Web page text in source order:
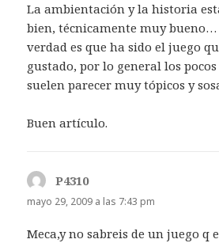
La ambientación y la historia
bien, técnicamente muy bueno…
verdad es que ha sido el juego
gustado, por lo general los
suelen parecer muy tópicos y
Buen artículo.
P4310dice:
mayo 29, 2009 a las 7:43 pm
Meca,y no sabreis de un juego q